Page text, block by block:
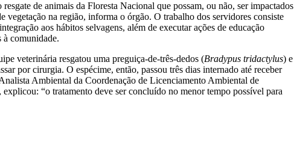
de animais da Floresta Nacional que possam, ou não, ser impactados
vegetação na região, informa o órgão. O trabalho dos servidores consiste
aos hábitos selvagens, além de executar ações de educação
à comunidade.
veterinária resgatou uma preguiça-de-três-dedos (Bradypus tridactylus) e
por cirurgia. O espécime, então, passou três dias internado até receber
Ambiental da Coordenação de Licenciamento Ambiental de
“o tratamento deve ser concluído no menor tempo possível para